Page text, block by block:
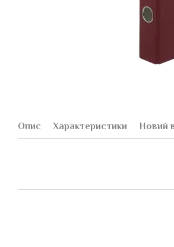
Опис Характеристики Новий